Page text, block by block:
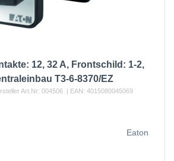
12, 32 A, Frontschild: 1-2,
T3-6-8370/EZ
Art.Nr: 004506 | EAN: 4015080045069
Eaton